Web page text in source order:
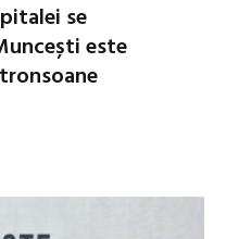
se
este